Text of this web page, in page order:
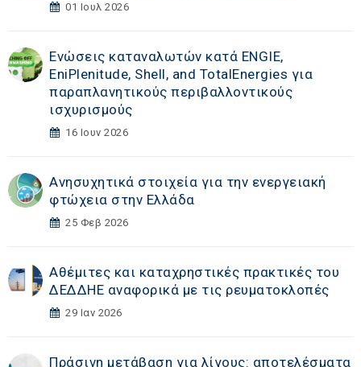
01 Ιουλ 2026
Ενώσεις καταναλωτών κατά ENGIE,
EniPlenitude, Shell, and TotalEnergies για
παραπλανητικούς περιβαλλοντικούς
ισχυρισμούς
16 Ιουν 2026
Ανησυχητικά στοιχεία για την ενεργειακή
φτώχεια στην Ελλάδα
25 Φεβ 2026
Αθέμιτες και καταχρηστικές πρακτικές του
ΔΕΔΔΗΕ αναφορικά με τις ρευματοκλοπές
29 Ιαν 2026
Πράσινη μετάβαση για λίγους: αποτελέσματα